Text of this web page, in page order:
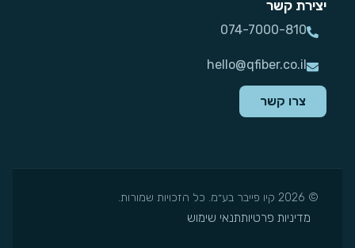
יצירת קשר
074-7000-810
hello@qfiber.co.il
צרו קשר
© 2026 קיו פייבר בע״מ. כל הזכויות שמורות.
מדיניות פרטיותתנאי שימוש